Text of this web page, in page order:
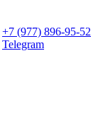
+7 (977) 896-95-52
Telegram